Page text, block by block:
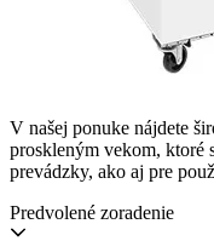
V našej ponuke nájdete
proskleným vekom, ktoré
prevádzky, ako aj pre
Predvolené zoradenie